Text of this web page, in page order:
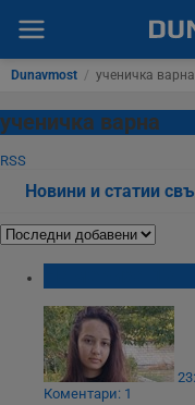
Dunavmost / ученичка варна
ученичка варна
RSS
Новини и статии
Коментари: 1